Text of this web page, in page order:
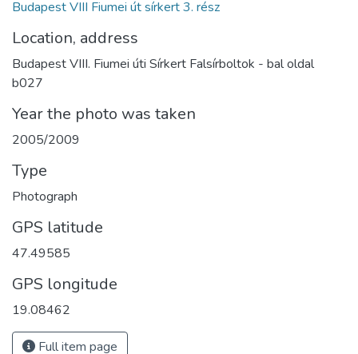
Budapest VIII Fiumei út sírkert 3. rész
Location, address
Budapest VIII. Fiumei úti Sírkert Falsírboltok - bal oldal
b027
Year the photo was taken
2005/2009
Type
Photograph
GPS latitude
47.49585
GPS longitude
19.08462
Full item page